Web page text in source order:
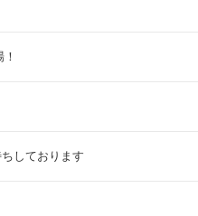
しております